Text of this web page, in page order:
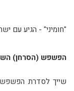
"חומיני" - הגיע עם
הפשפש (הסרחן)
שייך לסדרת